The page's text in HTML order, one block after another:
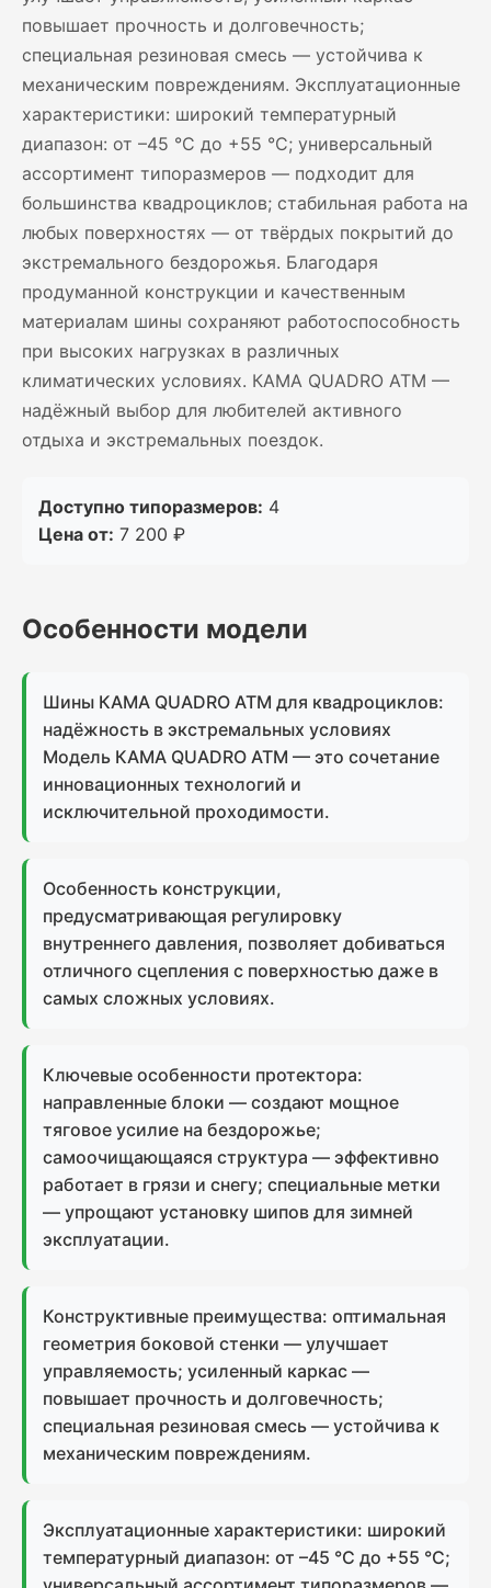
повышает прочность и долговечность;
специальная резиновая смесь — устойчива к
механическим повреждениям. Эксплуатационные
характеристики: широкий температурный
диапазон: от –45 °C до +55 °C; универсальный
ассортимент типоразмеров — подходит для
большинства квадроциклов; стабильная работа на
любых поверхностях — от твёрдых покрытий до
экстремального бездорожья. Благодаря
продуманной конструкции и качественным
материалам шины сохраняют работоспособность
при высоких нагрузках в различных
климатических условиях. КАМА QUADRO ATM —
надёжный выбор для любителей активного
отдыха и экстремальных поездок.
Доступно типоразмеров: 4
Цена от: 7 200 ₽
Особенности модели
Шины КАМА QUADRO ATM для квадроциклов:
надёжность в экстремальных условиях
Модель КАМА QUADRO ATM — это сочетание
инновационных технологий и
исключительной проходимости.
Особенность конструкции,
предусматривающая регулировку
внутреннего давления, позволяет добиваться
отличного сцепления с поверхностью даже в
самых сложных условиях.
Ключевые особенности протектора:
направленные блоки — создают мощное
тяговое усилие на бездорожье;
самоочищающаяся структура — эффективно
работает в грязи и снегу; специальные метки
— упрощают установку шипов для зимней
эксплуатации.
Конструктивные преимущества: оптимальная
геометрия боковой стенки — улучшает
управляемость; усиленный каркас —
повышает прочность и долговечность;
специальная резиновая смесь — устойчива к
механическим повреждениям.
Эксплуатационные характеристики: широкий
температурный диапазон: от –45 °C до +55 °C;